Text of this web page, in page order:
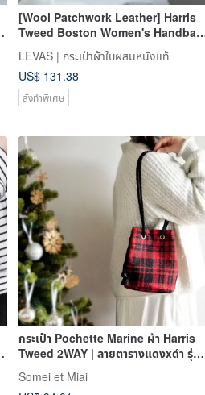
[Wool Patchwork Leather] Harris
Tweed Boston Women's Handbag
Shoulder Bag - Autumn/Winter
Ladies' Bag
LEVAS | กระเป๋าผ้าใบผสมหนังแท้
US$ 131.38
สั่งทำพิเศษ
กระเป๋า Pochette Marine ผ้า Harris
Tweed 2WAY | ลายตารางแดงxดำ รุ่น
พิเศษสำหรับคร
Somei et Miai